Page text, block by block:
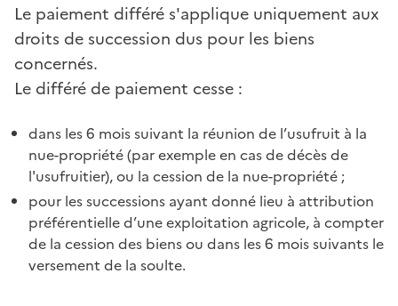
Le paiement différé s'applique uniquement aux
droits de succession dus pour les biens
concernés.
Le différé de paiement cesse :
dans les 6 mois suivant la réunion de l’usufruit à la
nue-propriété (par exemple en cas de décès de
l'usufruitier), ou la cession de la nue-propriété ;
pour les successions ayant donné lieu à attribution
préférentielle d’une exploitation agricole, à compter
de la cession des biens ou dans les 6 mois suivants le
versement de la soulte.